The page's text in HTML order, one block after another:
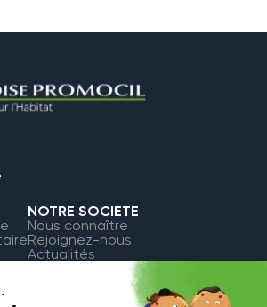
NOTRE SOCIETE
Nous connaître
Rejoignez-nous
Actualités